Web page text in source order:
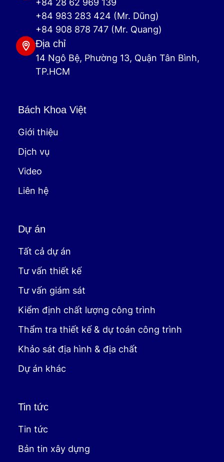
+84 28 62 969 139
+84 983 283 424 (Mr. Dũng)
+84 908 878 747 (Mr. Quang)
Địa chỉ
14 Ngô Bệ, Phường 13, Quận Tân Bình,
TP.HCM
Bách Khoa Việt
Giới thiệu
Dịch vụ
Video
Liên hệ
Dự án
Tất cả dự án
Tư vấn thiết kế
Tư vấn giám sát
Kiểm định chất lượng công trình
Thẩm tra thiết kế & dự toán công trình
Khảo sát địa hình & địa chất
Dự án khác
Tin tức
Tin tức
Bản tin xây dựng